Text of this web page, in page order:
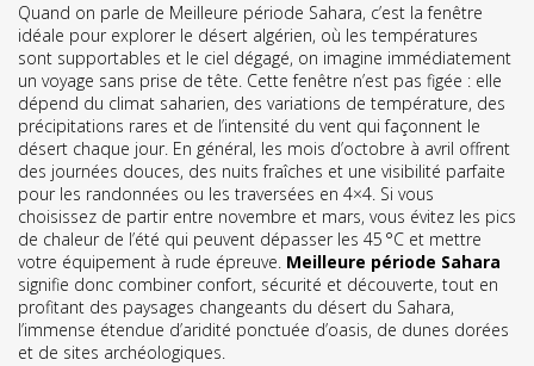
Quand on parle de Meilleure période Sahara, c’est la fenêtre
idéale pour explorer le désert algérien, où les températures
sont supportables et le ciel dégagé, on imagine immédiatement
un voyage sans prise de tête. Cette fenêtre n’est pas figée : elle
dépend du climat saharien, des variations de température, des
précipitations rares et de l’intensité du vent qui façonnent le
désert chaque jour. En général, les mois d’octobre à avril offrent
des journées douces, des nuits fraîches et une visibilité parfaite
pour les randonnées ou les traversées en 4×4. Si vous
choisissez de partir entre novembre et mars, vous évitez les pics
de chaleur de l’été qui peuvent dépasser les 45 °C et mettre
votre équipement à rude épreuve. Meilleure période Sahara
signifie donc combiner confort, sécurité et découverte, tout en
profitant des paysages changeants du désert du Sahara,
l’immense étendue d’aridité ponctuée d’oasis, de dunes dorées
et de sites archéologiques.